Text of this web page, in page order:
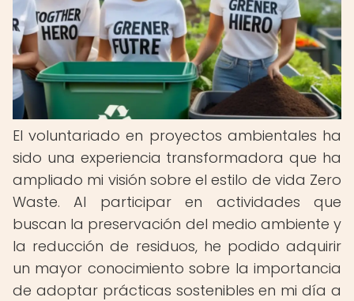
El voluntariado en proyectos ambientales ha
sido una experiencia transformadora que ha
ampliado mi visión sobre el estilo de vida Zero
Waste. Al participar en actividades que
buscan la preservación del medio ambiente y
la reducción de residuos, he podido adquirir
un mayor conocimiento sobre la importancia
de adoptar prácticas sostenibles en mi día a